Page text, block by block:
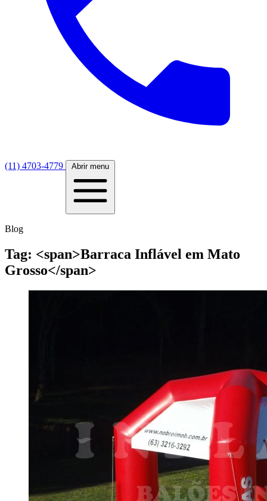
(11) 4703-4779 Abrir menu
Blog
Tag: <span>Barraca Inflável em Mato
Grosso</span>